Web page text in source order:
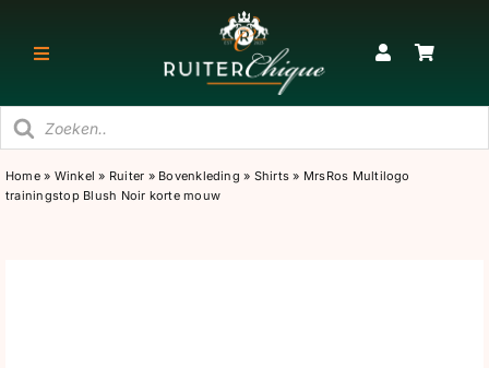
naar
Toggle
RUITER
PAARD
Home» Winkel » Ruiter » Bovenkleding » Shirts » MrsRos Multilogo
trainingstop Blush Noir korte mouw